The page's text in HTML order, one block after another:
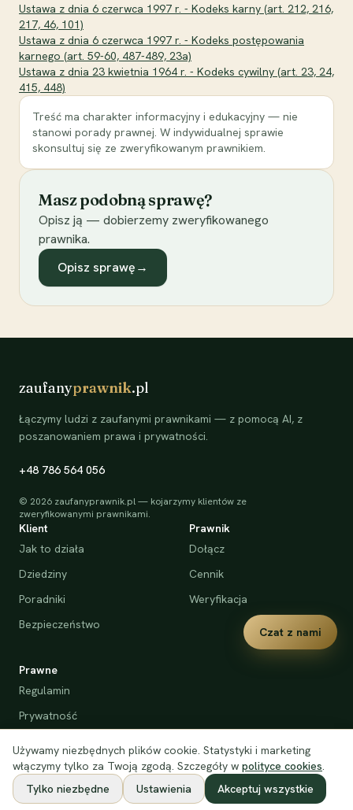
Ustawa z dnia 6 czerwca 1997 r. - Kodeks karny (art. 212, 216,
217, 46, 101)
Ustawa z dnia 6 czerwca 1997 r. - Kodeks postępowania
karnego (art. 59-60, 487-489, 23a)
Ustawa z dnia 23 kwietnia 1964 r. - Kodeks cywilny (art. 23, 24,
415, 448)
Treść ma charakter informacyjny i edukacyjny — nie
stanowi porady prawnej. W indywidualnej sprawie
skonsultuj się ze zweryfikowanym prawnikiem.
Masz podobną sprawę?
Opisz ją — dobierzemy zweryfikowanego
prawnika.
Opisz sprawę→
zaufanyprawnik.pl
Łączymy ludzi z zaufanymi prawnikami — z pomocą AI, z
poszanowaniem prawa i prywatności.
+48 786 564 056
© 2026 zaufanyprawnik.pl — kojarzymy klientów ze
zweryfikowanymi prawnikami.
Klient
Jak to działa
Dziedziny
Poradniki
Bezpieczeństwo
Prawnik
Dołącz
Cennik
Weryfikacja
Prawne
Regulamin
Prywatność
Deklaracja dostępności
Czat z nami
Używamy niezbędnych plików cookie. Statystyki i marketing
włączymy tylko za Twoją zgodą. Szczegóły w polityce cookies.
Tylko niezbędne
Ustawienia Akceptuj wszystkie